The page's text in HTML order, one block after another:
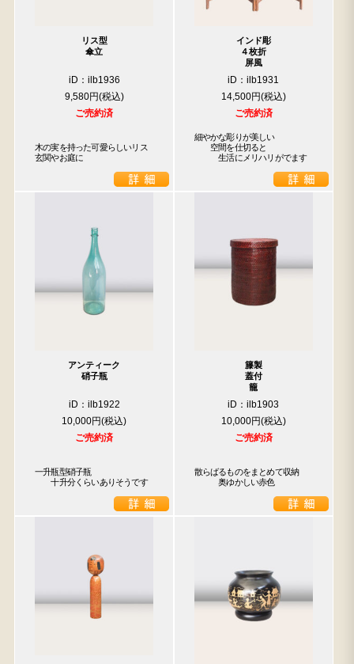
リス型
傘立
iD：ilb1936
9,580円
ご売約済
木の実を持った可愛らしいリス
玄関やお庭に
インド彫
４枚折
屏風
iD：ilb1931
14,500円
ご売約済
細やかな彫りが美しい
空間を仕切ると
生活にメリハリがでます
アンティーク
硝子瓶
iD：ilb1922
10,000円
ご売約済
一升瓶型硝子瓶
十升分くらいありそうです
籐製
蓋付
籠
iD：ilb1903
10,000円
ご売約済
散らばるものをまとめて収納
奥ゆかしい赤色